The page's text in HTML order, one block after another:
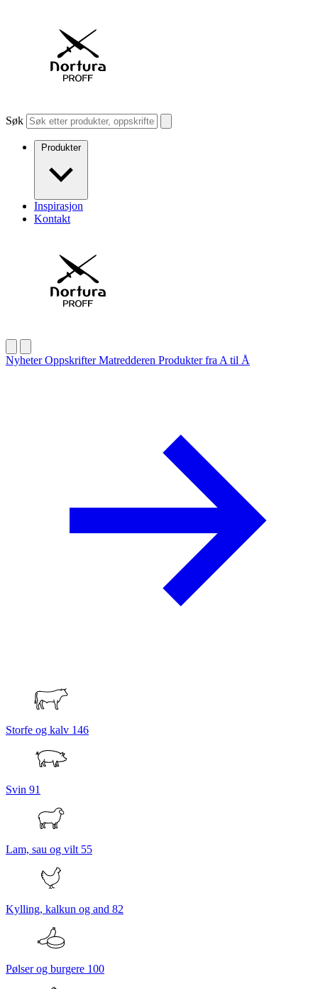
Søk
Produkter
Inspirasjon
Kontakt
NyheterOppskrifterMatredderen Produkter fra A til Å
Storfe og kalv 146
Svin 91
Lam, sau og vilt 55
Kylling, kalkun og and 82
Pølser og burgere 100